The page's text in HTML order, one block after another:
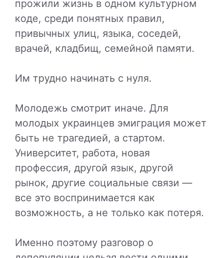
прожили жизнь в одном культурном
коде, среди понятных правил,
привычных улиц, языка, соседей,
врачей, кладбищ, семейной памяти.
Им трудно начинать с нуля.
Молодежь смотрит иначе. Для
молодых украинцев эмиграция может
быть не трагедией, а стартом.
Университет, работа, новая
профессия, другой язык, другой
рынок, другие социальные связи —
все это воспринимается как
возможность, а не только как потеря.
Именно поэтому разговор о